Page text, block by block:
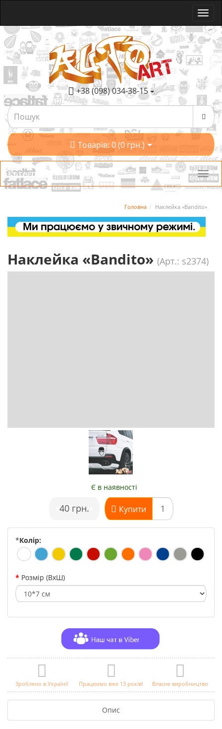
+38 (098) 034-38-15
Товарів: 0 (0 грн.)
Категорії
Головна Наклейка «Bandito»
Наклейка «Bandito» (Арт.: s2374)
Є в наявності
40 грн. Купити
*Колір:
Розмір (ВхШ)
Зроблено в Україні! Працюємо вже 13 років! Власне виробництво
Опис